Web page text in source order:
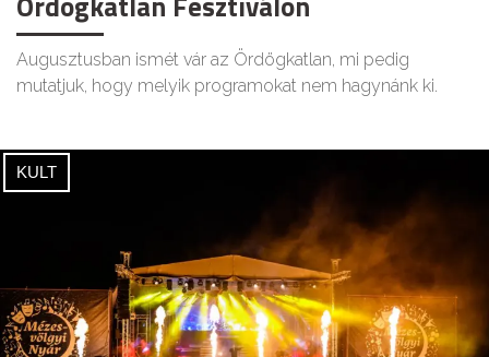
Augusztusban ismét vár az Ördögkatlan, mi pedig
mutatjuk, hogy melyik programokat nem hagynánk ki.
KULT